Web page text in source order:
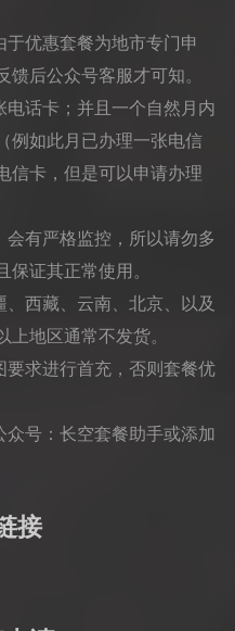
优惠套餐为地市专门申
后公众号客服才可知。
电话卡；并且一个自然月内
例如此月已办理一张电信
信卡，但是可以申请办理
有严格监控，所以请勿多
保证其正常使用。
西藏、云南、北京、以及
上地区通常不发货。
要求进行首充，否则套餐优
号：长空套餐助手或添加
接